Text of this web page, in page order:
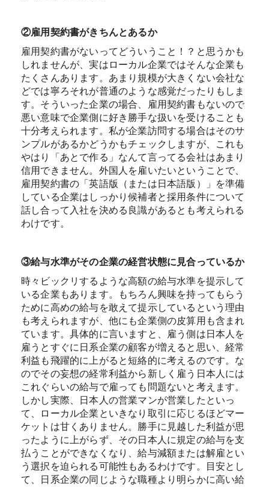
②雇用契約書がきちんとあるか
雇用契約書がないってどういうこと！？と思うかも
しれませんが、実はローカル企業ではそんな企業も
たくさんあります。あまり規模が大きくない会社な
どでは寧ろそれが普通のような感覚だったりもしま
す。そういった企業の場合、雇用契約書もないので
悪い意味で企業側に好き勝手な扱いを受けることも
十分考えられます。私が企業訪問する場合はそのサ
ンプルがあるかどうかもチェックしますが、これも
やはり「あとで作る」なんて言ってる会社はあまり
信用できません。外国人を雇いたいということで、
雇用契約書の「英語版（または日本語版）」を準備
している企業はしっかり候補者と採用条件について
話し合って入社を決める良識があるとも考えられる
わけです。
③給与水準がその企業の経営状態に見合っているか
時々ビックリするような高額の給与水準を提示して
いる企業もあります。もちろん興味を持ってもらう
ために高めの給与を敢えて提示しているという理由
も考えられますが、他にも企業側の皮算用も含まれ
ています。具体的に言いますと、雇う側は日本人を
雇うとすぐに日系企業の顧客が増えると思い、経常
利益も飛躍的に上がると短絡的に考えるのです。な
のでその妄想の経常利益から新しく雇う日本人には
これぐらいの給与で雇っても問題ないと考えます。
しかし実際、日本人の営業マンが営業したといっ
て、ローカル企業といきなり取引に応じるほどマー
ケットは甘くありません。勝手に見越した利益が思
ったように上がらず、その日本人に規定の給与を支
払うことができなくなり、給与減額または解雇とい
う選択を迫られる可能性もあるわけです。目安とし
て、日系企業の同じような職種より明らかに高い給